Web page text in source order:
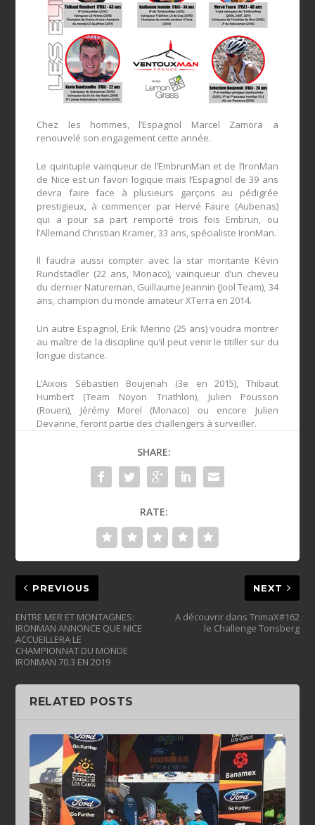
Chez les hommes, l’Espagnol Marcel Zamora a
renouvelé son engagement cette année.
Le quintuple vainqueur de l’EmbrunMan et de l’IronMan
de Nice est un favori logique mais l’Espagnol de 39 ans
devra faire face à plusieurs garçons au pédigrée
prestigieux, à commencer par Hervé Faure (Aubenas)
qui a pour sa part remporté trois fois Embrun, ou
l’Allemand Christian Kramer, 33 ans, spécialiste IronMan.
Il faudra aussi compter avec la star montante Kévin
Rundstadler (22 ans, Monaco), vainqueur d’un cheveu
du dernier Natureman, Guillaume Jeannin (Jool Team), 34
ans, champion du monde amateur XTerra en 2014.
Un autre Espagnol, Erik Merino (25 ans) voudra montrer
au maître de la discipline qu’il peut venir le titiller sur du
longue distance.
L’Aixois Sébastien Boujenah (3e en 2015), Thibaut
Humbert (Team Noyon Triathlon), Julien Pousson
(Rouen), Jérémy Morel (Monaco) ou encore Julien
Devanne, feront partie des challengers à surveiller.
SHARE:
RATE:
PREVIOUS
ENTRE MER ET MONTAGNES:
IRONMAN ANNONCE QUE NICE
ACCUEILLERA LE
CHAMPIONNAT DU MONDE
IRONMAN 70.3 EN 2019
NEXT
A découvrir dans TrimaX#162
le Challenge Tonsberg
RELATED POSTS